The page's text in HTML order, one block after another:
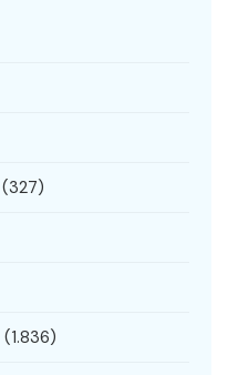
(327)
(1.836)